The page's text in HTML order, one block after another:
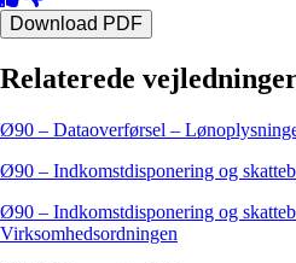
Download PDF
Relaterede
Ø90 – Dataoverførsel –
Ø90 – Indkomstdisponering og
Ø90 – Indkomstdisponering og
Virksomhedsordningen